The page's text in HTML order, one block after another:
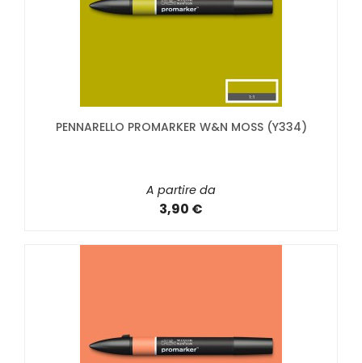
PENNARELLO PROMARKER W&N MOSS (Y334)
A partire da
3,90 €